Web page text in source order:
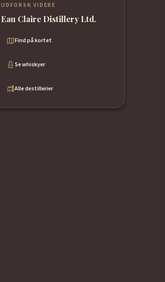
UDFORSK VIDERE
Eau Claire Distillery Ltd.
Find på kortet
Se whiskyer
Alle destillerier